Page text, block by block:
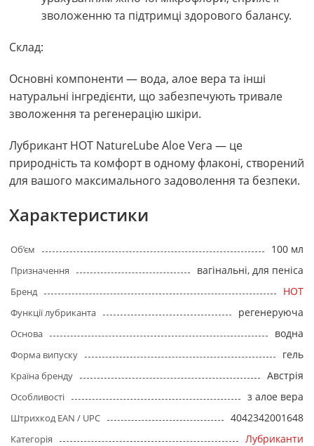
зволоженню та підтримці здорового балансу.
Склад:
Основні компоненти — вода, алое вера та інші
натуральні інгредієнти, що забезпечують тривале
зволоження та регенерацію шкіри.
Лубрикант HOT NatureLube Aloe Vera — це
природність та комфорт в одному флаконі, створений
для вашого максимального задоволення та безпеки.
Характеристики
Об’єм 100 мл
Призначення вагінальні, для пеніса
Бренд HOT
Функції лубриканта регенеруюча
Основа водна
Форма випуску гель
Країна бренду Австрія
Особливості з алое вера
Штрихкод EAN / UPC 4042342001648
Категорія Лубриканти